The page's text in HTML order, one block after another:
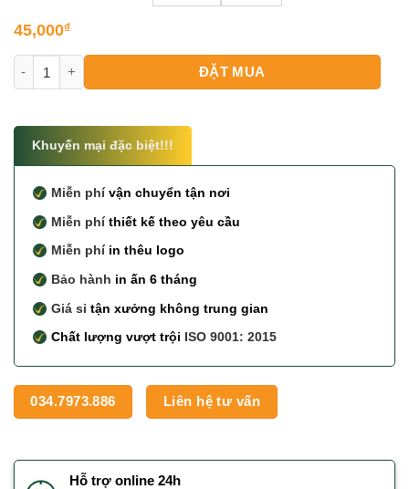
45,000₫
Tạp Dề Ngang Hông Có Dây Đeo số lượng
ĐẶT MUA
Khuyến mại đặc biệt!!!
Miễn phívận chuyển tận nơi
Miễn phíthiết kế theo yêu cầu
Miễn phíin thêu logo
Bảo hành in ấn 6 tháng
Giá sỉtận xưởng không trung gian
Chất lượng vượt trội ISO 9001: 2015
034.7973.886 Liên hệ tư vấn
Hỗ trợ online 24h